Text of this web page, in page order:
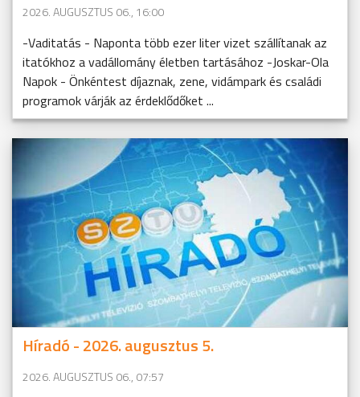
2026. AUGUSZTUS 06., 16:00
-Vaditatás - Naponta több ezer liter vizet szállítanak az
itatókhoz a vadállomány életben tartásához -Joskar-Ola
Napok - Önkéntest díjaznak, zene, vidámpark és családi
programok várják az érdeklődőket ...
Híradó - 2026. augusztus 5.
2026. AUGUSZTUS 06., 07:57